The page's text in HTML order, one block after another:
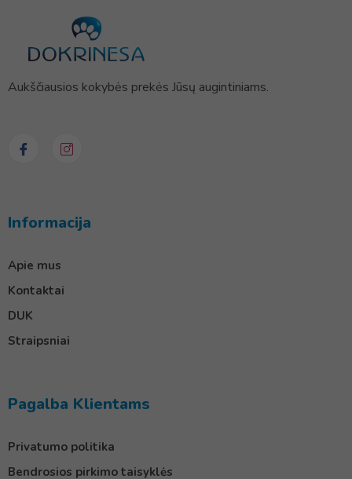
Aukščiausios kokybės prekės Jūsų augintiniams.
Informacija
Apie mus
Kontaktai
DUK
Straipsniai
Pagalba Klientams
Privatumo politika
Bendrosios pirkimo taisyklės